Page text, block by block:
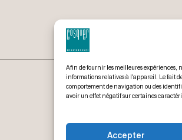
Afin de fournir les meilleures expériences,
informations relatives à l'appareil. Le fait
comportement de navigation ou des
avoir un effet négatif sur certaines
Accepter